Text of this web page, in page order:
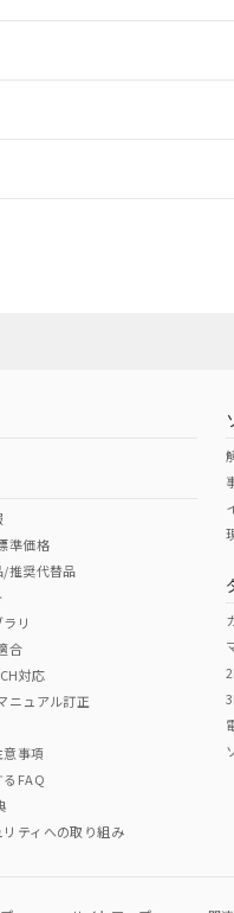
ダウンロード
Cr(VI)
、流通在庫等で未対応品が
店へお問い合わせください
準価格
/推奨代替品
リ
合
対応
ニュアル訂正
事項
FAQ
ティへの取り組み